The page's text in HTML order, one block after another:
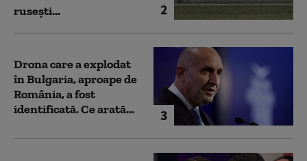
2
rusești...
3
Drona care a explodat
în Bulgaria, aproape de
România, a fost
identificată. Ce arată...